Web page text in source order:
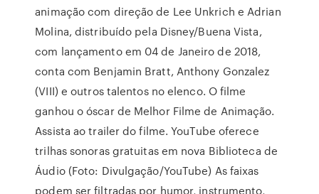
animação com direção de Lee Unkrich e Adrian
Molina, distribuído pela Disney/Buena Vista,
com lançamento em 04 de Janeiro de 2018,
conta com Benjamin Bratt, Anthony Gonzalez
(VIII) e outros talentos no elenco. O filme
ganhou o óscar de Melhor Filme de Animação.
Assista ao trailer do filme. YouTube oferece
trilhas sonoras gratuitas em nova Biblioteca de
Áudio (Foto: Divulgação/YouTube) As faixas
podem ser filtradas por humor, instrumento,